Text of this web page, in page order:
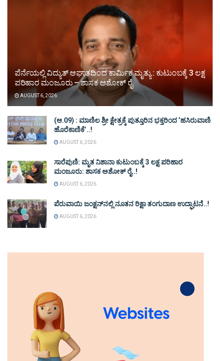
ಪೆರ್ನೆಯಲ್ಲಿ ವಿದ್ಯುತ್ ಆಘಾತದಿಂದ ಕಾರ್ಮಿಕ ಮೃತ್ಯು : ಕುಟುಂಬಕ್ಕೆ 3 ಲಕ್ಷ
ಪರಿಹಾರ ಮಂಜೂರು – ಶಾಸಕ ಅಶೋಕ್ ರೈ
AUGUST 6, 2026
(ಆ.09) : ಮಾಣಿಲ ಶ್ರೀ ಕ್ಷೇತ್ರಕ್ಕೆ ಪುತ್ತೂರಿನ ಭಕ್ತರಿಂದ ‘ಹಸಿರುವಾಣಿ
ಹೊರೆಕಾಣಿಕೆ’..!
AUGUST 6, 2026
ಸಾರೆಪುಣಿ: ಮೃತ ನಿಶಾನಾ ಕುಟುಂಬಕ್ಕೆ 3 ಲಕ್ಷ ಪರಿಹಾರ
ಮಂಜೂರು: ಶಾಸಕ ಅಶೋಕ್ ರೈ..!
AUGUST 6, 2026
ಪೆರುವಾಯಿ ಜಂಕ್ಷನ್‌ನಲ್ಲಿ ನೂತನ ರಿಕ್ಷಾ ತಂಗುದಾಣ ಉದ್ಘಾಟನೆ..!
AUGUST 6, 2026